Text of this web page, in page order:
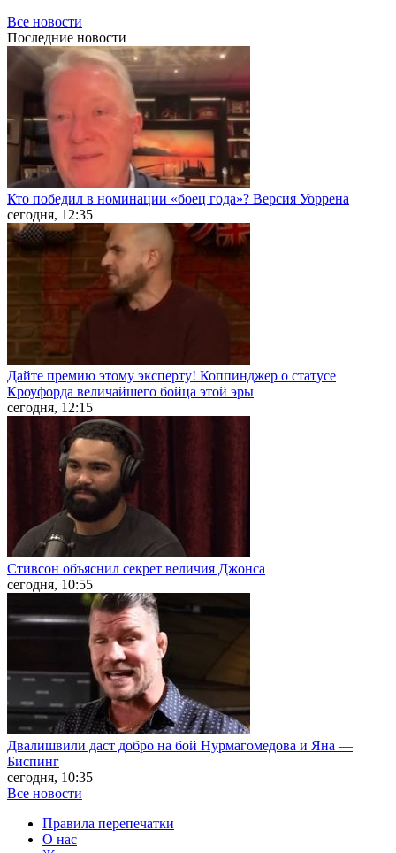
Все новости
Последние новости
Кто победил в номинации «боец года»? Версия Уоррена
сегодня, 12:35
Дайте премию этому эксперту! Коппинджер о статусе
Кроуфорда величайшего бойца этой эры
сегодня, 12:15
Стивсон объяснил секрет величия Джонса
сегодня, 10:55
Двалишвили даст добро на бой Нурмагомедова и Яна —
Биспинг
сегодня, 10:35
Все новости
Правила перепечатки
О нас